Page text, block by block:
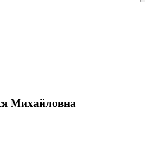
Михайловна